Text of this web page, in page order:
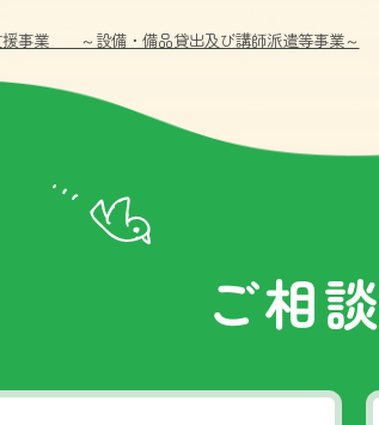
援事業 ～設備・備品貸出及び講師派遣等事業～
ご相